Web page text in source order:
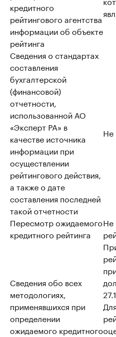
кредитного
рейтингового агентства
информации об объекте
рейтинга
Сведения о стандартах
составления
бухгалтерской
(финансовой)
отчетности,
использованной АО
«Эксперт РА» в
качестве источника
информации при
осуществлении
рейтингового действия,
а также о дате
составления последней
такой отчетности
Не
Пересмотр ожидаемого
кредитного рейтинга
Не
Сведения обо всех
методологиях,
применявшихся при
определении
ожидаемого кредитного